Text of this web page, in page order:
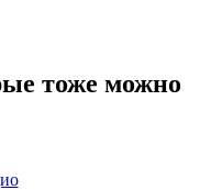
тоже можно